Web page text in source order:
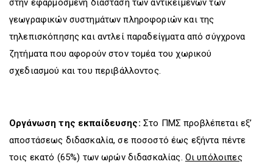
στην εφαρμοσμένη διάσταση των αντικειμένων των
γεωγραφικών συστημάτων πληροφοριών και της
τηλεπισκόπησης και αντλεί παραδείγματα από σύγχρονα
ζητήματα που αφορούν στον τομέα του χωρικού
σχεδιασμού και του περιβάλλοντος.
Οργάνωση της εκπαίδευσης: Στο ΠΜΣ προβλέπεται εξ’
αποστάσεως διδασκαλία, σε ποσοστό έως εξήντα πέντε
τοις εκατό (65%) των ωρών διδασκαλίας. Οι υπόλοιπες